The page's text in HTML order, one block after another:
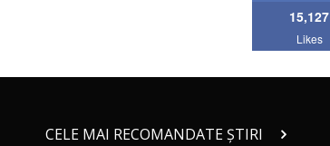
15,127
Likes
CELE MAI RECOMANDATE ȘTIRI